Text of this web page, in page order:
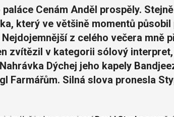
Cenám Anděl prospěly.
který ve většině momentů
z celého večera mně
zvítězil v kategorii sólový
Dýchej jeho kapely
Farmářům. Silná slova pronesla